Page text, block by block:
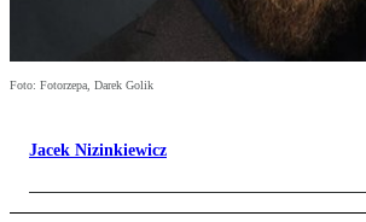
Foto: Fotorzepa, Darek Golik
Jacek Nizinkiewicz